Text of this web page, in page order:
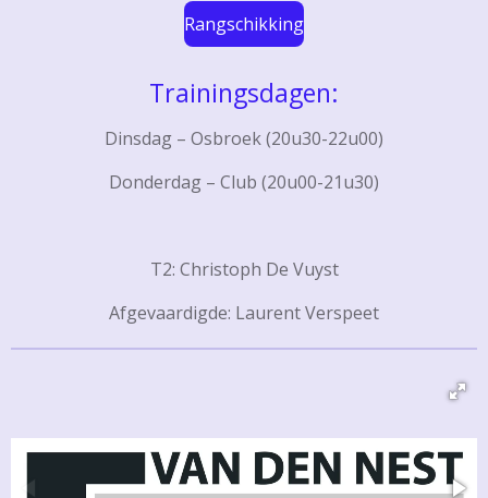
Rangschikking
Trainingsdagen:
Dinsdag – Osbroek (20u30-22u00)
Donderdag – Club (20u00-21u30)
T2: Christoph De Vuyst
Afgevaardigde: Laurent Verspeet